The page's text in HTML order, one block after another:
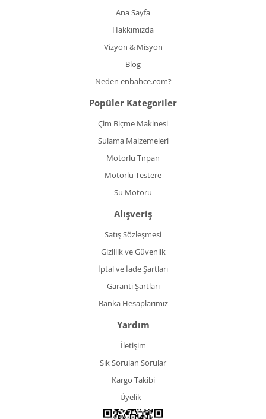
Ana Sayfa
Hakkımızda
Vizyon & Misyon
Blog
Neden enbahce.com?
Popüler Kategoriler
Çim Biçme Makinesi
Sulama Malzemeleri
Motorlu Tırpan
Motorlu Testere
Su Motoru
Alışveriş
Satış Sözleşmesi
Gizlilik ve Güvenlik
İptal ve İade Şartları
Garanti Şartları
Banka Hesaplarımız
Yardım
İletişim
Sık Sorulan Sorular
Kargo Takibi
Üyelik